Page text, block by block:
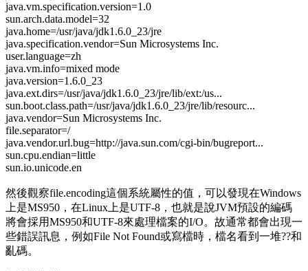
java.vm.specification.version=1.0
sun.arch.data.model=32
java.home=/usr/java/jdk1.6.0_23/jre
java.specification.vendor=Sun Microsystems Inc.
user.language=zh
java.vm.info=mixed mode
java.version=1.6.0_23
java.ext.dirs=/usr/java/jdk1.6.0_23/jre/lib/ext:/us...
sun.boot.class.path=/usr/java/jdk1.6.0_23/jre/lib/resourc...
java.vendor=Sun Microsystems Inc.
file.separator=/
java.vendor.url.bug=http://java.sun.com/cgi-bin/bugreport...
sun.cpu.endian=little
sun.io.unicode.en
然後觀察file.encoding這個系統屬性的值，可以發現在Windows
上是MS950，在Linux上是UTF-8，也就是說JVM預設的編碼
將會採用MS950和UTF-8來處理檔案的I/O。故通常都會出現一
些錯誤訊息，例如File Not Found或寫檔時，檔名看到一堆??和
亂碼。